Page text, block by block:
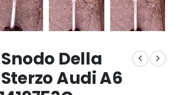
Della
Audi A6